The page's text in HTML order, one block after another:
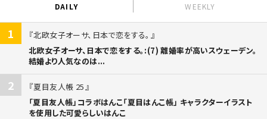
DAILY WEEKLY
1
北欧女子オーサ、日本で恋をする。
北欧女子オーサ、日本で恋をする。:(7) 離婚率が高いスウェーデン。
結婚より人気なのは...
2
夏目友人帳 25
「夏目友人帳」コラボはんこ「夏目はんこ帳」 キャラクターイラスト
を使用した可愛らしいはんこ